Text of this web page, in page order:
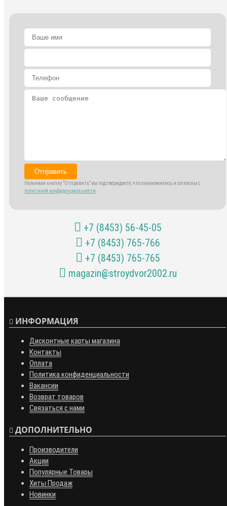
Отправить
Нажимая кнопку "Отправить" вы подтверждаете, что ознакомились и согласны с
политикой конфиденциальности
+7 (8453) 56-45-05
+7 (8453) 765-766
+7 (8453) 765-765
magazin@stroydvor2002.ru
ИНФОРМАЦИЯ
Дисконтные карты магазина
Контакты
Оплата
Политика конфиденциальности
Вакансии
Возврат товаров
Связаться с нами
ДОПОЛНИТЕЛЬНО
Производители
Акции
Популярные Товары
Хиты Продаж
Новинки